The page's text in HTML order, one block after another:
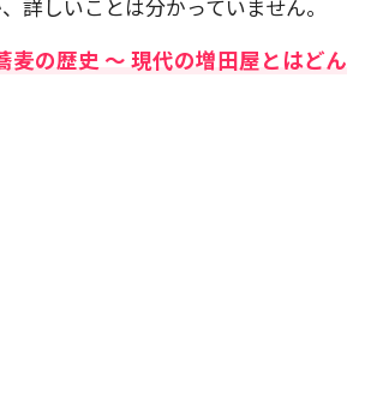
詳しいことは分かっていません。
麦の歴史 〜 現代の増田屋とはどん